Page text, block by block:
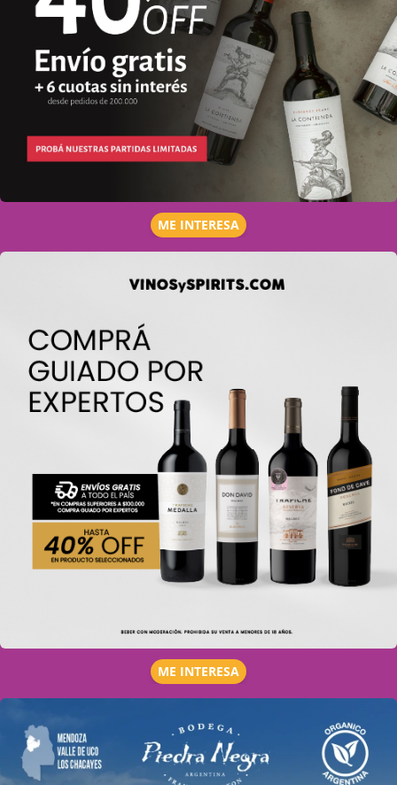
ME INTERESA
ME INTERESA